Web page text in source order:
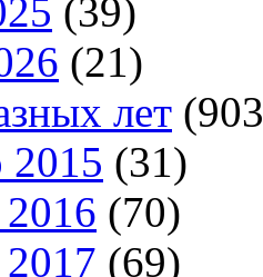
(39)
(21)
лет
(31)
(70)
(69)